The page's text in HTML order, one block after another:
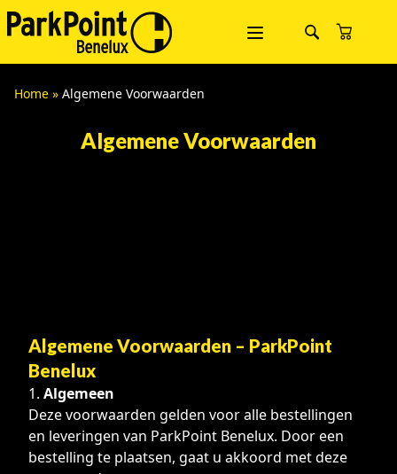
Home » Algemene Voorwaarden
Algemene Voorwaarden
Algemene Voorwaarden – ParkPoint
Benelux
Algemeen
Deze voorwaarden gelden voor alle bestellingen
en leveringen van ParkPoint Benelux. Door een
bestelling te plaatsen, gaat u akkoord met deze